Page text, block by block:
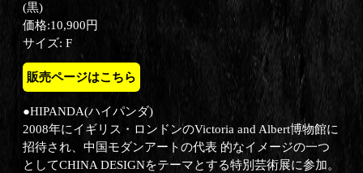
(黒)
価格:10,900円
サイズ: F
販売ページはこちら
●HIPANDA(ハイパンダ)
2008年にイギリス・ロンドンのVictoria and Albert博物館に
招待され、中国モダンアートの代表 的なイメージの一つ
としてCHINA DESIGNをテーマとする特別芸術展に参加。